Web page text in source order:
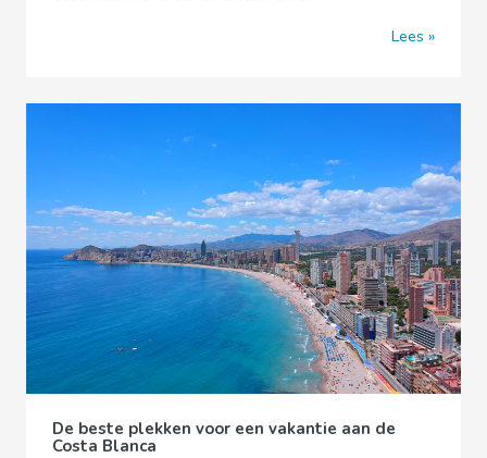
Lees
De beste plekken voor een vakantie aan de
Costa Blanca